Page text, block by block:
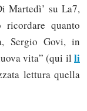
Martedì’ su La7,
ricordare quanto
Sergio Govi, in
vita” (qui il li
lettura quella